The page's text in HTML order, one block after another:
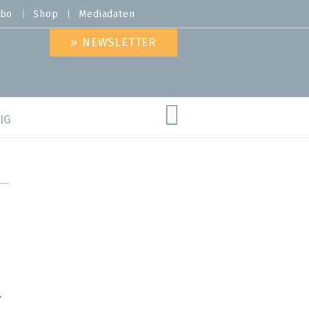
Shop Mediadaten
» NEWSLETTER